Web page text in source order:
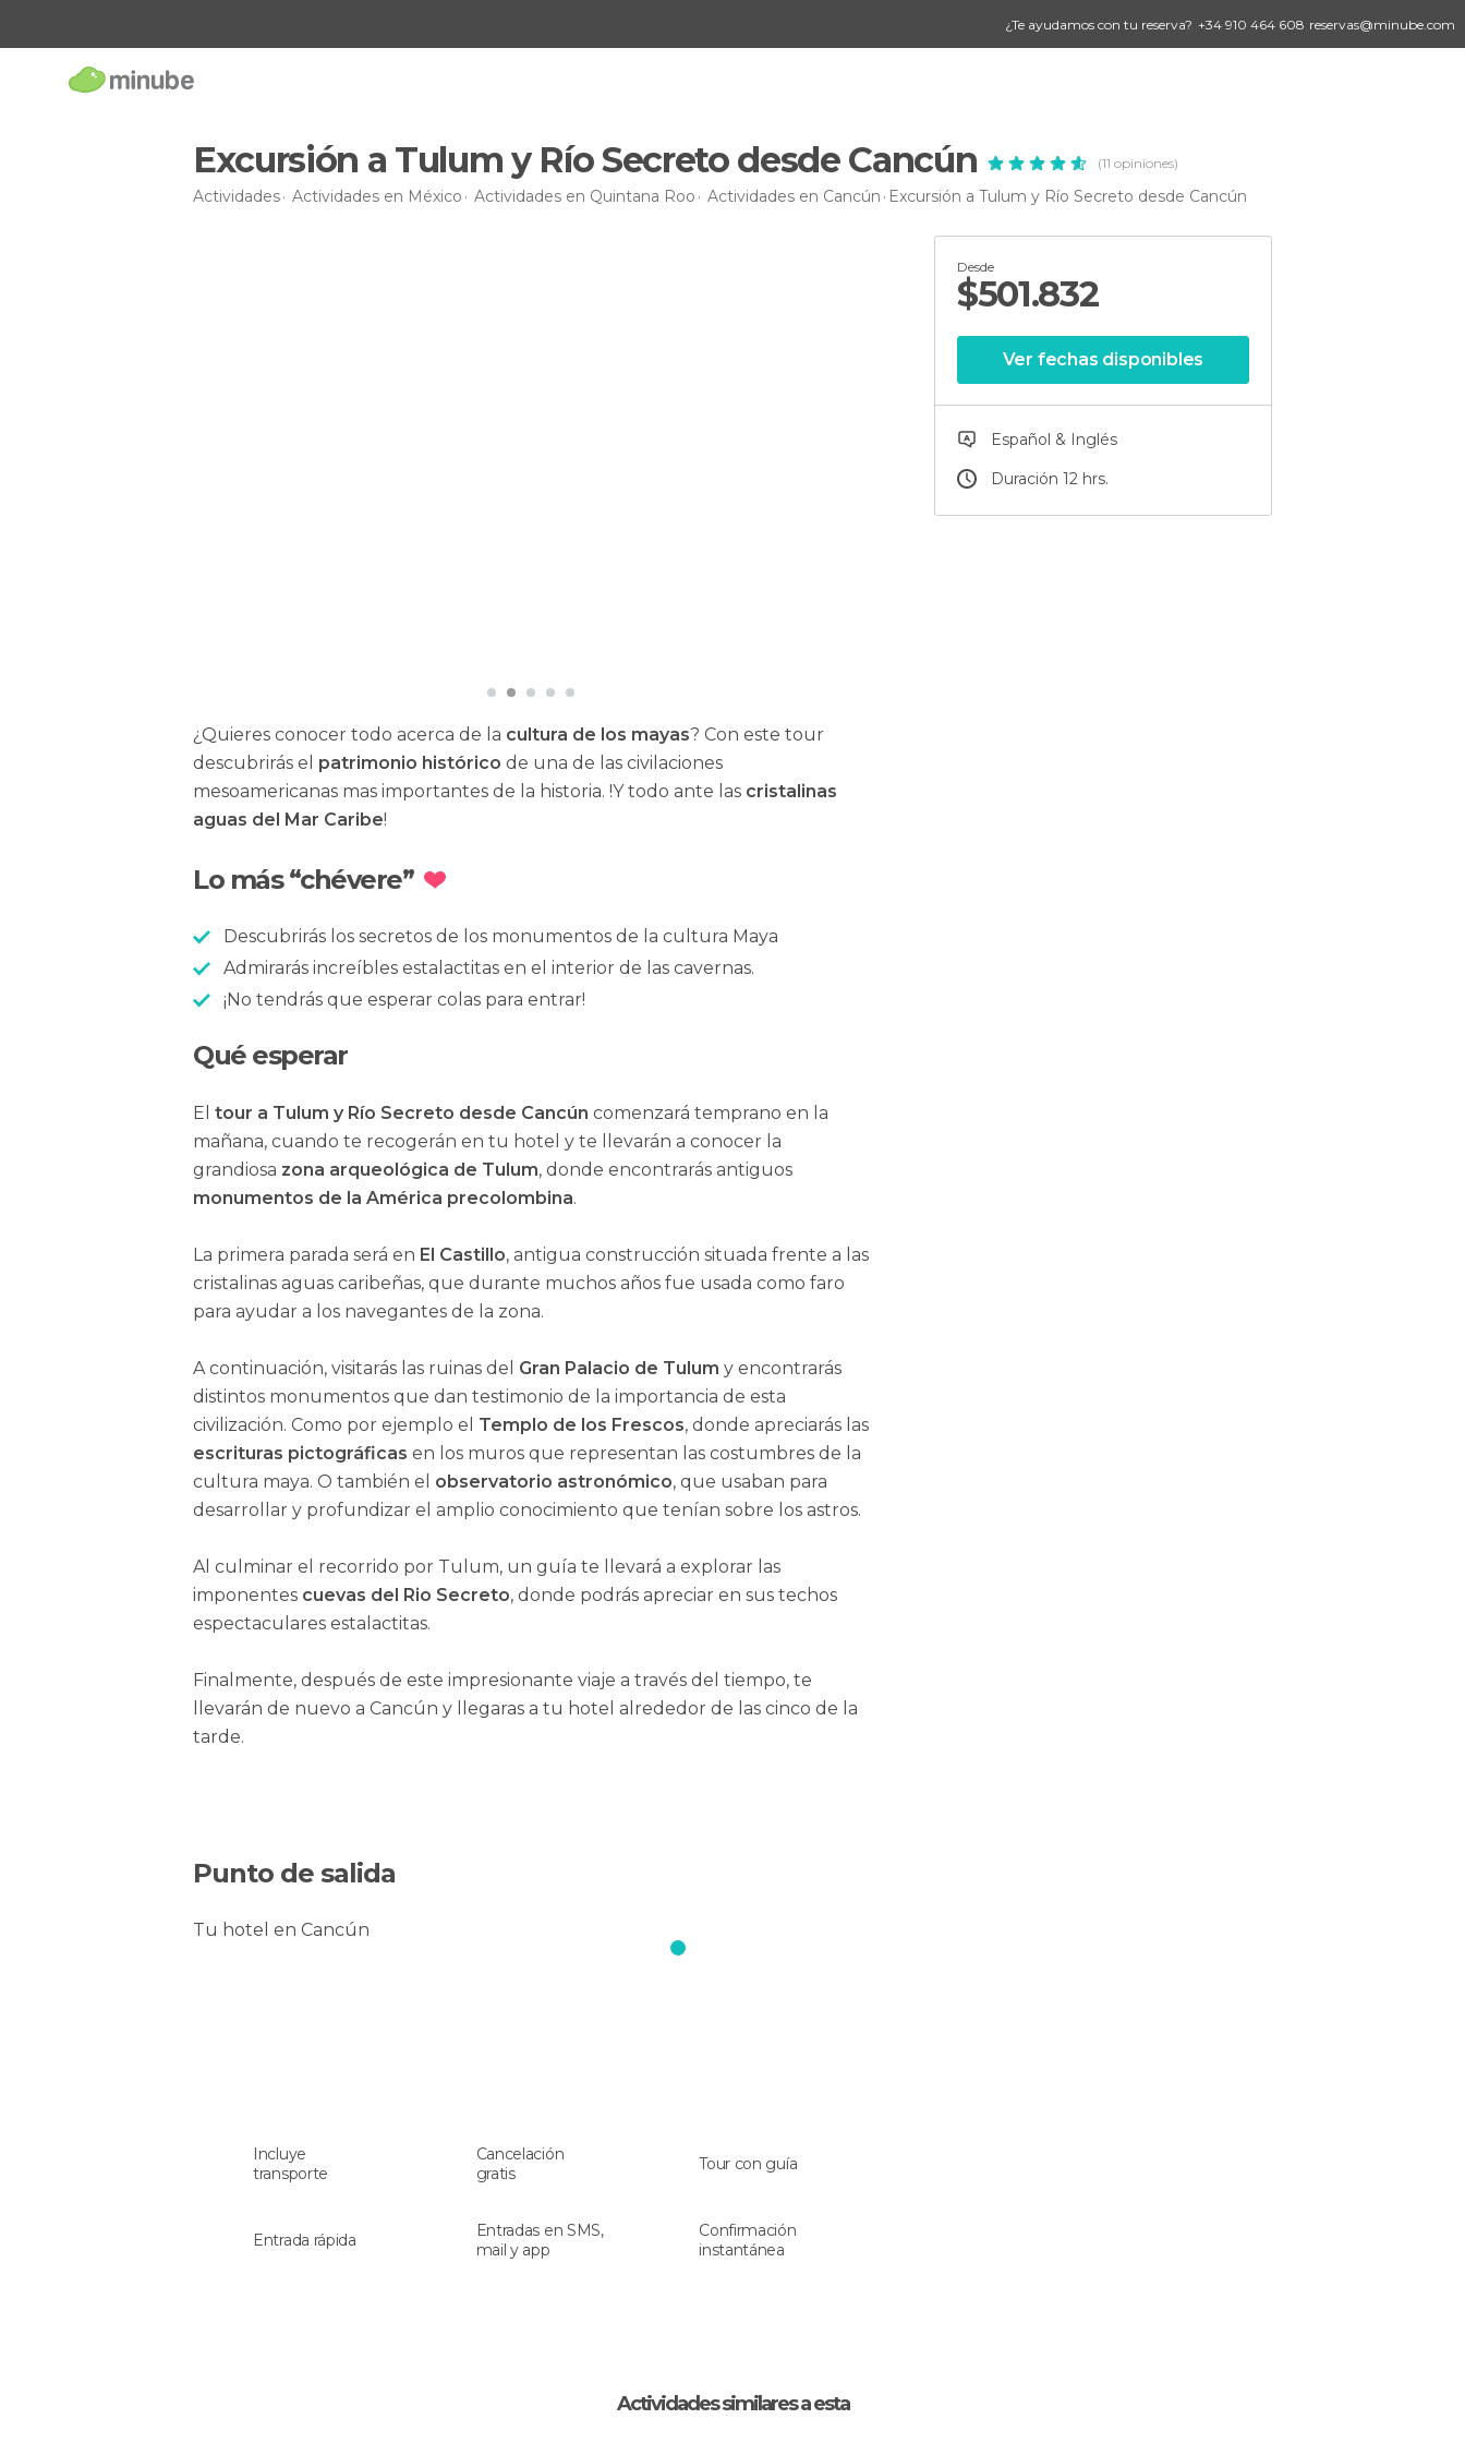
¿Te ayudamos con tu reserva? +34 910 464 608 reservas@minube.com
Excursión a Tulum y Río Secreto desde Cancún (11 opiniones)
Actividades Actividades en México Actividades en Quintana Roo Actividades en Cancún Excursión a Tulum y Río Secreto desde Cancún
Desde
$501.832
Ver fechas disponibles
Español & Inglés
Duración 12 hrs.
¿Quieres conocer todo acerca de la cultura de los mayas? Con este tour
descubrirás el patrimonio histórico de una de las civilaciones
mesoamericanas mas importantes de la historia. !Y todo ante las cristalinas
aguas del Mar Caribe!
Lo más “chévere”
Descubrirás los secretos de los monumentos de la cultura Maya
Admirarás increíbles estalactitas en el interior de las cavernas.
¡No tendrás que esperar colas para entrar!
Qué esperar
El tour a Tulum y Río Secreto desde Cancún comenzará temprano en la
mañana, cuando te recogerán en tu hotel y te llevarán a conocer la
grandiosa zona arqueológica de Tulum, donde encontrarás antiguos
monumentos de la América precolombina.
La primera parada será en El Castillo, antigua construcción situada frente a las
cristalinas aguas caribeñas, que durante muchos años fue usada como faro
para ayudar a los navegantes de la zona.
A continuación, visitarás las ruinas del Gran Palacio de Tulum y encontrarás
distintos monumentos que dan testimonio de la importancia de esta
civilización. Como por ejemplo el Templo de los Frescos, donde apreciarás las
escrituras pictográficas en los muros que representan las costumbres de la
cultura maya. O también el observatorio astronómico, que usaban para
desarrollar y profundizar el amplio conocimiento que tenían sobre los astros.
Al culminar el recorrido por Tulum, un guía te llevará a explorar las
imponentes cuevas del Rio Secreto, donde podrás apreciar en sus techos
espectaculares estalactitas.
Finalmente, después de este impresionante viaje a través del tiempo, te
llevarán de nuevo a Cancún y llegaras a tu hotel alrededor de las cinco de la
tarde.
Punto de salida
Tu hotel en Cancún
Incluye
transporte
Cancelación
gratis
Tour con guía
Entrada rápida
Entradas en SMS,
mail y app
Confirmación
instantánea
Actividades similares a esta